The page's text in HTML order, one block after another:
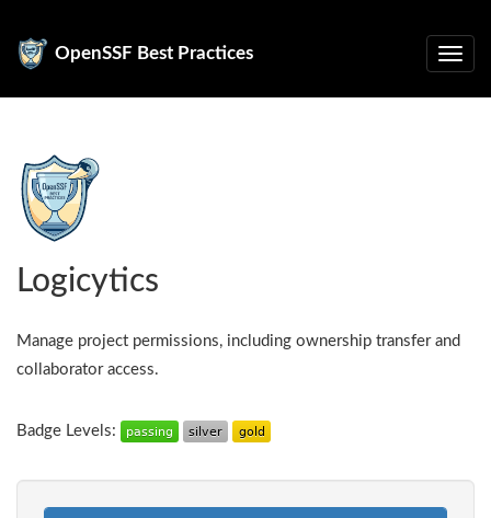
OpenSSF Best Practices
Logicytics
Manage project permissions, including ownership transfer and
collaborator access.
Badge Levels: